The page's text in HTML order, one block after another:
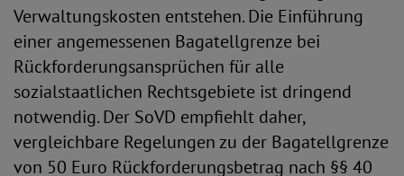
Verwaltungskosten entstehen. Die Einführung
einer angemessenen Bagatellgrenze bei
Rückforderungsansprüchen für alle
sozialstaatlichen Rechtsgebiete ist dringend
notwendig. Der SoVD empfiehlt daher,
vergleichbare Regelungen zu der Bagatellgrenze
von 50 Euro Rückforderungsbetrag nach §§ 40